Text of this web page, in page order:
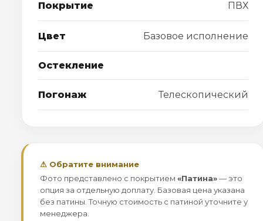
Покрытие ПВХ
Цвет Базовое исполнение
Остекление
Погонаж Телескопический
⚠ Обратите внимание
Фото представлено с покрытием «Патина»— это
опция за отдельную доплату. Базовая цена указана
без патины. Точную стоимость с патиной уточните у
менеджера.